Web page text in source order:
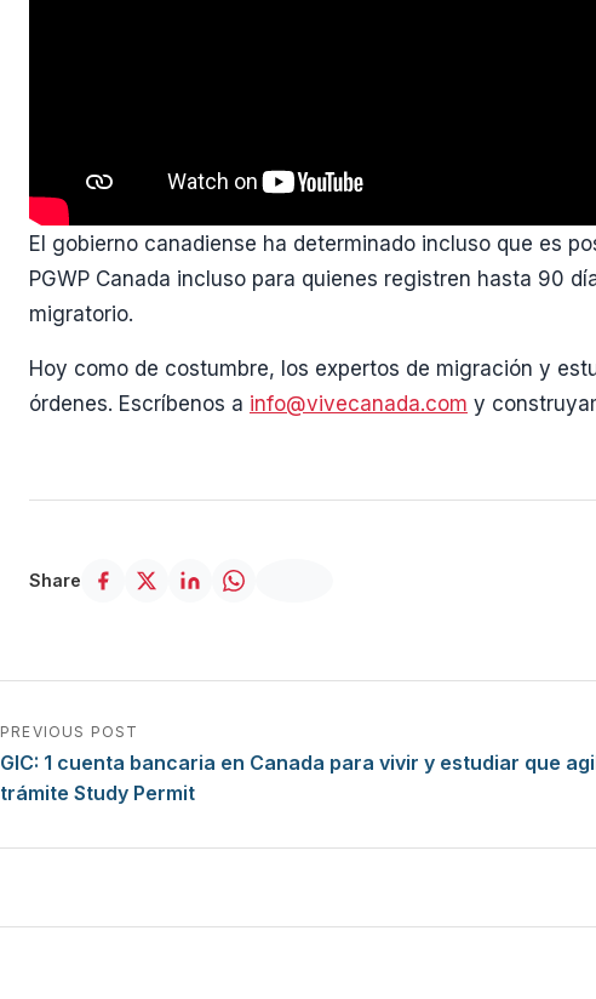
El gobierno canadiense ha determinado incluso que es
PGWP Canada incluso para quienes registren hasta 90
migratorio.
Hoy como de costumbre, los expertos de migración y
órdenes. Escríbenos a info@vivecanada.com y
Share
Navegación de entradas
PREVIOUS POST
GIC: 1 cuenta bancaria en Canada para vivir y estudiar que
trámite Study Permit